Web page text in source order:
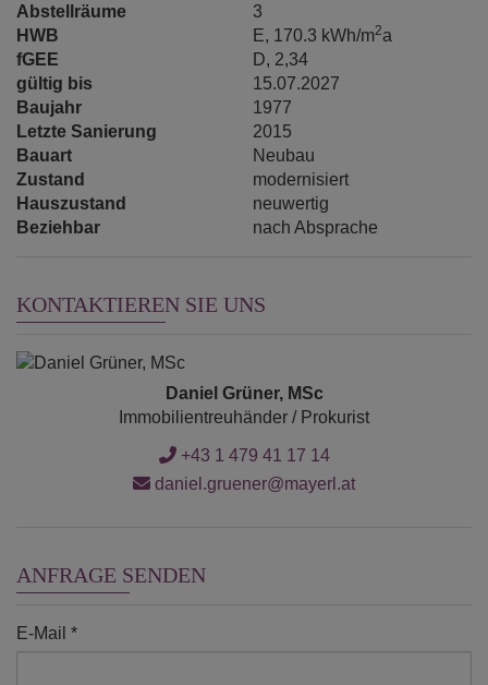
Abstellräume
3
HWB
E, 170.3 kWh/m2a
fGEE
D, 2,34
gültig bis
15.07.2027
Baujahr
1977
Letzte Sanierung
2015
Bauart
Neubau
Zustand
modernisiert
Hauszustand
neuwertig
Beziehbar
nach Absprache
KONTAKTIEREN SIE UNS
Daniel Grüner, MSc
Immobilientreuhänder / Prokurist
+43 1 479 41 17 14
daniel.gruener@mayerl.at
ANFRAGE SENDEN
E-Mail